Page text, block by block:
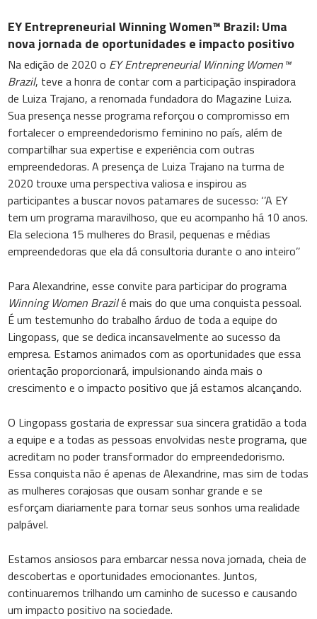
EY Entrepreneurial Winning Women™ Brazil: Uma
nova jornada de oportunidades e impacto positivo
Na edição de 2020 o EY Entrepreneurial Winning Women™
Brazil, teve a honra de contar com a participação inspiradora
de Luiza Trajano, a renomada fundadora do Magazine Luiza.
Sua presença nesse programa reforçou o compromisso em
fortalecer o empreendedorismo feminino no país, além de
compartilhar sua expertise e experiência com outras
empreendedoras. A presença de Luiza Trajano na turma de
2020 trouxe uma perspectiva valiosa e inspirou as
participantes a buscar novos patamares de sucesso: ‘’A EY
tem um programa maravilhoso, que eu acompanho há 10 anos.
Ela seleciona 15 mulheres do Brasil, pequenas e médias
empreendedoras que ela dá consultoria durante o ano inteiro’’
Para Alexandrine, esse convite para participar do programa
Winning Women Brazilé mais do que uma conquista pessoal.
É um testemunho do trabalho árduo de toda a equipe do
Lingopass, que se dedica incansavelmente ao sucesso da
empresa. Estamos animados com as oportunidades que essa
orientação proporcionará, impulsionando ainda mais o
crescimento e o impacto positivo que já estamos alcançando.
O Lingopass gostaria de expressar sua sincera gratidão a toda
a equipe e a todas as pessoas envolvidas neste programa, que
acreditam no poder transformador do empreendedorismo.
Essa conquista não é apenas de Alexandrine, mas sim de todas
as mulheres corajosas que ousam sonhar grande e se
esforçam diariamente para tornar seus sonhos uma realidade
palpável.
Estamos ansiosos para embarcar nessa nova jornada, cheia de
descobertas e oportunidades emocionantes. Juntos,
continuaremos trilhando um caminho de sucesso e causando
um impacto positivo na sociedade.